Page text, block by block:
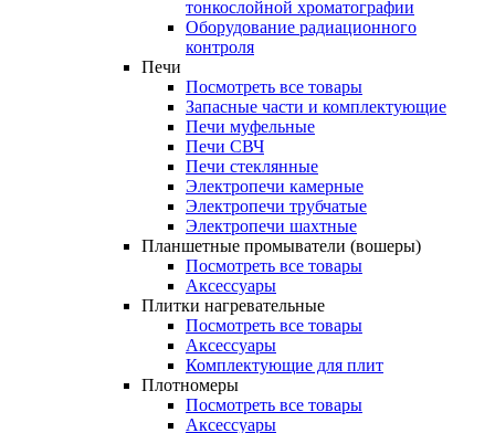
тонкослойной хроматографии
Оборудование радиационного
контроля
Печи
Посмотреть все товары
Запасные части и комплектующие
Печи муфельные
Печи СВЧ
Печи стеклянные
Электропечи камерные
Электропечи трубчатые
Электропечи шахтные
Планшетные промыватели (вошеры)
Посмотреть все товары
Аксессуары
Плитки нагревательные
Посмотреть все товары
Аксессуары
Комплектующие для плит
Плотномеры
Посмотреть все товары
Аксессуары